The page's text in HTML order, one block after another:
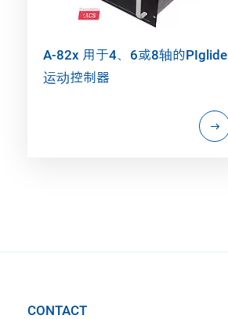
A-82x 用于4、6或8轴的PIglide
运动控制器
CONTACT